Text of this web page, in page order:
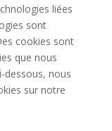
liées
sont
cookies sont
que nous
dessous, nous
sur notre